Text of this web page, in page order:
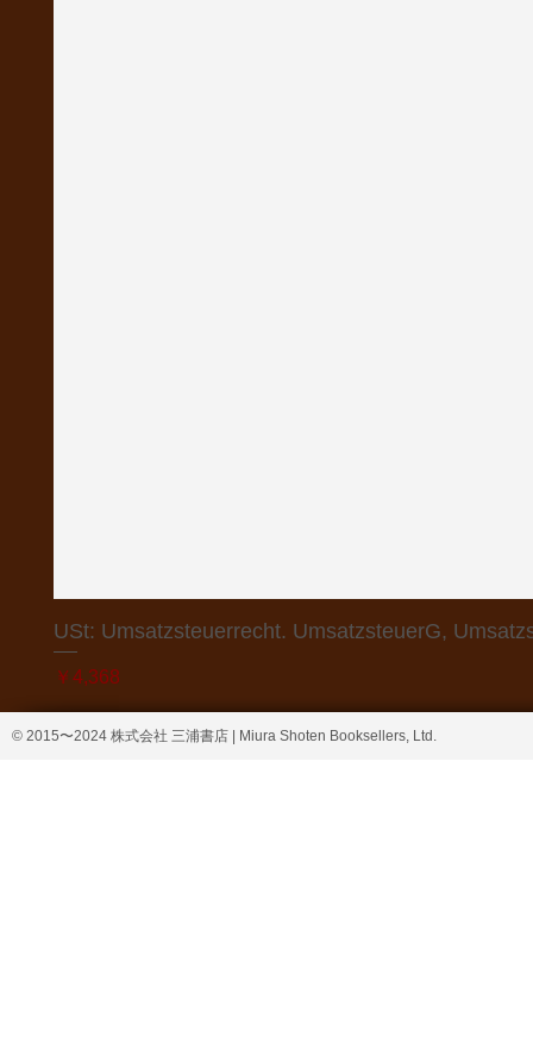
USt: Umsatzsteuerrecht. UmsatzsteuerG,
価格
￥4,368
© 2015〜2024 株式会社 三浦書店 | Miura Shoten Booksellers, Ltd.